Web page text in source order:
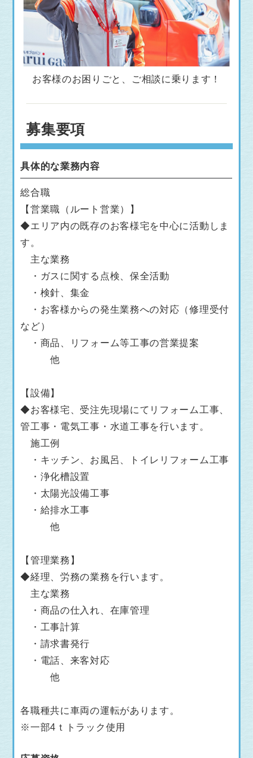
お客様のお困りごと、ご相談に乗ります！
募集要項
具体的な業務内容
総合職
【営業職（ルート営業）】
◆エリア内の既存のお客様宅を中心に活動しま
す。
主な業務
・ガスに関する点検、保全活動
・検針、集金
・お客様からの発生業務への対応（修理受付
など）
・商品、リフォーム等工事の営業提案
他
【設備】
◆お客様宅、受注先現場にてリフォーム工事、
管工事・電気工事・水道工事を行います。
施工例
・キッチン、お風呂、トイレリフォーム工事
・浄化槽設置
・太陽光設備工事
・給排水工事
他
【管理業務】
◆経理、労務の業務を行います。
主な業務
・商品の仕入れ、在庫管理
・工事計算
・請求書発行
・電話、来客対応
他
各職種共に車両の運転があります。
※一部4ｔトラック使用